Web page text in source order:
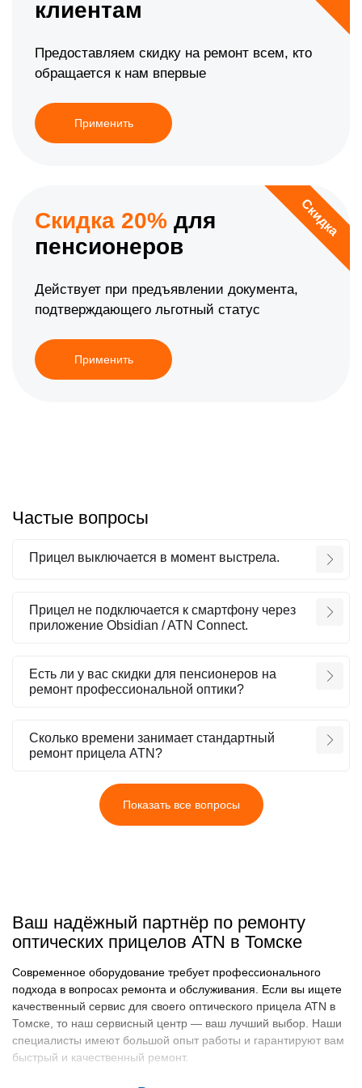
клиентам
Предоставляем скидку на ремонт всем, кто
обращается к нам впервые
Применить
Скидка
Скидка 20% для
пенсионеров
Действует при предъявлении документа,
подтверждающего льготный статус
Применить
Частые вопросы
Прицел выключается в момент выстрела.
Прицел не подключается к смартфону через
приложение Obsidian / ATN Connect.
Есть ли у вас скидки для пенсионеров на
ремонт профессиональной оптики?
Сколько времени занимает стандартный
ремонт прицела ATN?
Показать все вопросы
Ваш надёжный партнёр по ремонту
оптических прицелов ATN в Томске
Современное оборудование требует профессионального
подхода в вопросах ремонта и обслуживания. Если вы ищете
качественный сервис для своего оптического прицела ATN в
Томске, то наш сервисный центр — ваш лучший выбор. Наши
специалисты имеют большой опыт работы и гарантируют вам
быстрый и качественный ремонт.